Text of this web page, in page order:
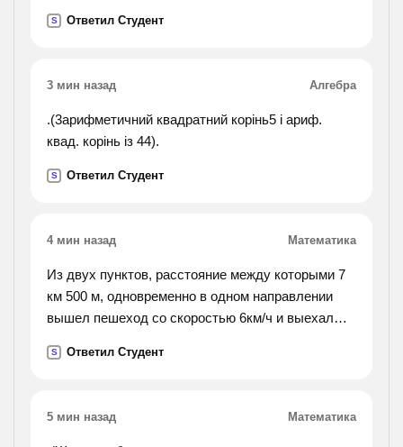
сумма уменьшится на 16. какие числа были
S Ответил Студент
3 мин назад Алгебра
.(3арифметичний квадратний корінь5 і ариф.
квад. корінь із 44).
S Ответил Студент
4 мин назад Математика
Из двух пунктов, расстояние между которыми 7
км 500 м, одновременно в одном направлении
вышел пешеход со скоростью 6км/ч и выехал
догнал пешехода через 15 мин.
S Ответил Студент
5 мин назад Математика